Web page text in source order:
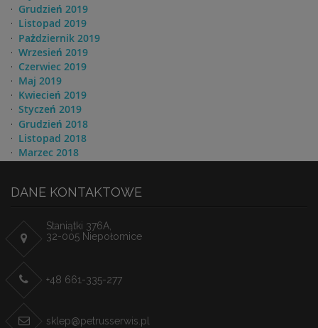
Grudzień 2019
Listopad 2019
Pażdziernik 2019
Wrzesień 2019
Czerwiec 2019
Maj 2019
Kwiecień 2019
Styczeń 2019
Grudzień 2018
Listopad 2018
Marzec 2018
DANE KONTAKTOWE
Staniątki 376A,
32-005 Niepołomice
+48 661-335-277
sklep@petrusserwis.pl